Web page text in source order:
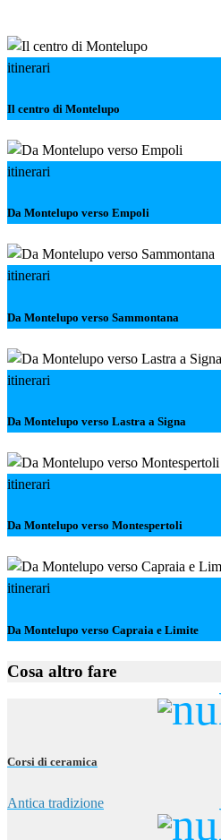
itinerari
Il centro di Montelupo
itinerari
Da Montelupo verso Empoli
itinerari
Da Montelupo verso Sammontana
itinerari
Da Montelupo verso Lastra a Signa
itinerari
Da Montelupo verso Montespertoli
itinerari
Da Montelupo verso Capraia e Limite
Cosa altro fare
Corsi di ceramica
Antica tradizione